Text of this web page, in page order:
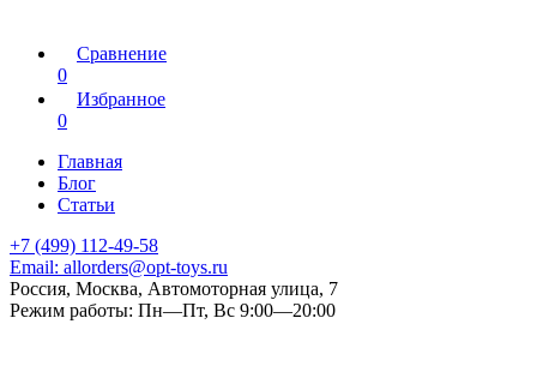
Сравнение
0
Избранное
0
Главная
Блог
Статьи
+7 (499) 112-49-58
Email: allorders@opt-toys.ru
Россия, Москва, Автомоторная улица, 7
Режим работы: Пн—Пт, Вс 9:00—20:00